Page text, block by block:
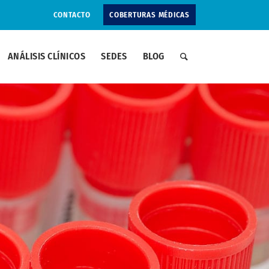
CONTACTO COBERTURAS MÉDICAS
ANÁLISIS CLÍNICOS SEDES BLOG